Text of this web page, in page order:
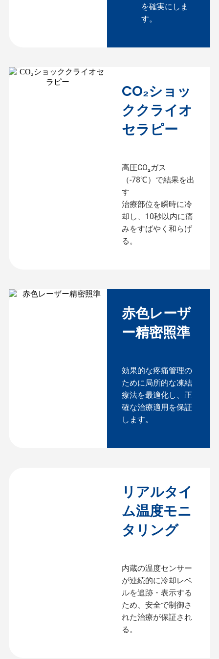
を確実にしま
す。
CO₂ショッ
ククライオ
セラピー
高圧CO₂ガス
（-78℃）で結果を出
す
治療部位を瞬時に冷
却し、10秒以内に痛
みをすばやく和らげ
る。
赤色レーザ
ー精密照準
効果的な疼痛管理の
ために局所的な凍結
療法を最適化し、正
確な治療適用を保証
します。
リアルタイ
ム温度モニ
タリング
内蔵の温度センサー
が連続的に冷却レベ
ルを追跡・表示する
ため、安全で制御さ
れた治療が保証され
る。